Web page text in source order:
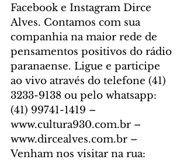
Facebook e Instagram Dirce
Alves. Contamos com sua
companhia na maior rede de
pensamentos positivos do rádio
paranaense. Ligue e participe
ao vivo através do telefone (41)
3233-9138 ou pelo whatsapp:
(41) 99741-1419 –
www.cultura930.com.br –
www.dircealves.com.br –
Venham nos visitar na rua: